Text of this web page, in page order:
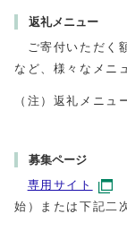
返礼メニュー
ご寄付いただく
など、様々なメニ
（注）返礼メニュ
募集ページ
専用サイト
始）または下記二